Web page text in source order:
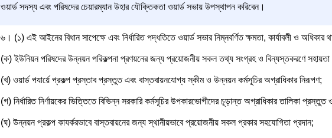
ওয়ার্ড সদস্য এবং পরিষদের চেয়ারম্যান উহার যৌক্তিকতা ওয়ার্ড সভায় উপস্থাপন করিবেন।
৬। (১) এই আইনের বিধান সাপেক্ষে এবং নির্ধারিত পদ্ধতিতে ওয়ার্ড সভার নিম্নবর্ণিত ক্ষমতা, কার্যাবলী ও অধিকার
(ক) ইউনিয়ন পরিষদের উন্নয়ন পরিকল্পনা প্রণয়নের জন্য প্রয়োজনীয় সকল তথ্য সংগ্রহ ও বিন্যস্তকরণে সহায়তা
(খ) ওয়ার্ড পযার্য়ে প্রকল্প প্রস্তাব প্রস্তুত এবং বাস্তবায়নযোগ্য স্কীম ও উন্নয়ন কর্মসূচির অগ্রাধিকার নিরূপণ;
(গ) নির্ধারিত নির্ণায়কের ভিত্তিতে বিভিন্ন সরকারি কর্মসূচির উপকারভোগীদের চূড়ান্ত অগ্রাধিকার তালিকা
(ঘ) উন্নয়ন প্রকল্প কাযর্করভাবে বাস্তবায়নের জন্য স্থানীয়ভাবে প্রয়োজনীয় সকল প্রকার সহযোগিতা প্রদান;